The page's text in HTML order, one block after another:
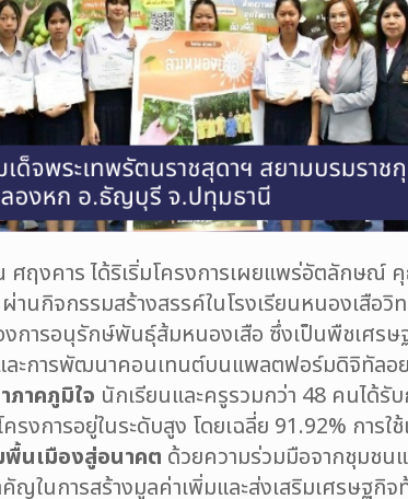
ฤงคาร ได้ริเริ่มโครงการเผยแพร่อัตลักษณ์
นกิจกรรมสร้างสรรค์ในโรงเรียนหนองเสือวิ
การอนุรักษ์พันธุ์ส้มหนองเสือ ซึ่งเป็นพืชเศร
ละการพัฒนาคอนเทนต์บนแพลตฟอร์มดิจิทัลอ
าคภูมิใจ นักเรียนและครูรวมกว่า 48 คนได้รั
การอยู่ในระดับสูง โดยเฉลี่ย 91.92% การใช้
นเมืองสู่อนาคต ด้วยความร่วมมือจากชุมชน
ในการสร้างมูลค่าเพิ่มและส่งเสริมเศรษฐกิ